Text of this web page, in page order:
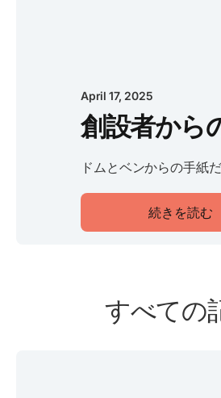
April 17, 2025
創設者から
ドムとベンからの手紙だ
続きを読む
すべての